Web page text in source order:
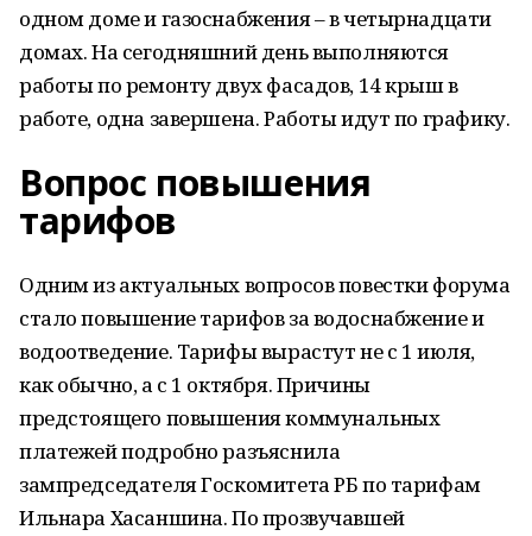
одном доме и газоснабжения – в четырнадцати
домах. На сегодняшний день выполняются
работы по ремонту двух фасадов, 14 крыш в
работе, одна завершена. Работы идут по графику.
Вопрос повышения
тарифов
Одним из актуальных вопросов повестки форума
стало повышение тарифов за водоснабжение и
водоотведение. Тарифы вырастут не с 1 июля,
как обычно, а с 1 октября. Причины
предстоящего повышения коммунальных
платежей подробно разъяснила
зампредседателя Госкомитета РБ по тарифам
Ильнара Хасаншина. По прозвучавшей